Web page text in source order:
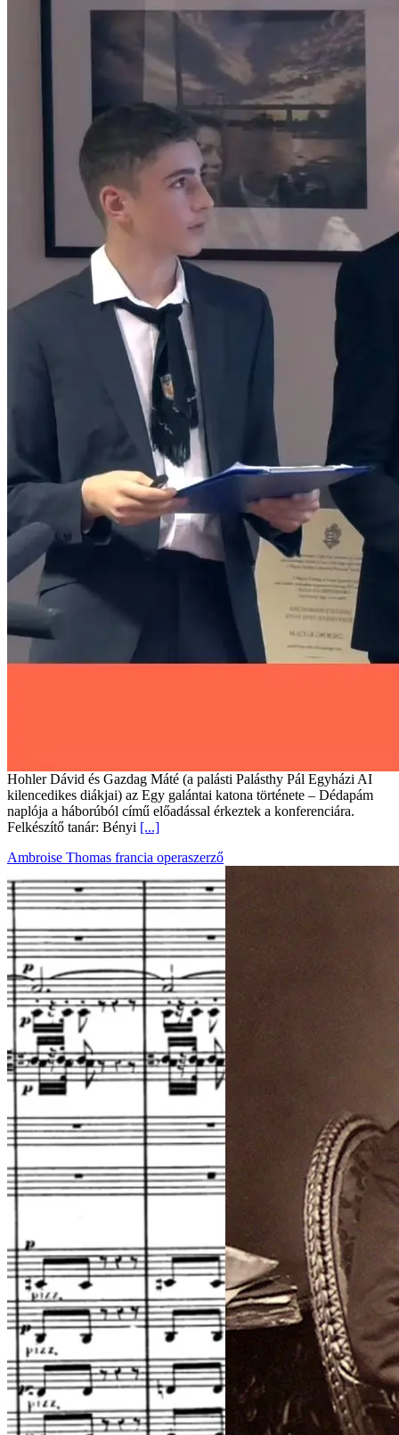
Hohler Dávid és Gazdag Máté (a palásti Palásthy Pál Egyházi AI
kilencedikes diákjai) az Egy galántai katona története – Dédapám
naplója a háborúból című előadással érkeztek a konferenciára.
Felkészítő tanár: Bényi [...]
Ambroise Thomas francia operaszerző